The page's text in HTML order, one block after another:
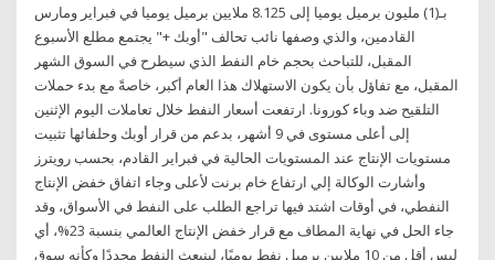
بـ(1) مليون برميل يوميا إلى 8.125 ملايين برميل يوميا في فبراير ومارس
القادمين، والذي وصفها نائب تحالف "أوبك +" يجتمع مطلع الأسبوع
المقبل، للتباحث بحجم خام النفط الذي سيطرح في السوق الشهر
المقبل، مع تفاؤل بأن يكون الاستهلاك هذا العام أكبر، خاصةً مع بدء حملات
التلقيح ضد وباء كورونا. ارتفعت أسعار النفط خلال تعاملات اليوم الإثنين
إلى أعلى مستوى في 9 أشهر، بدعم من قرار أوبك وحلفائها تثبيت
مستويات الإنتاج عند المستويات الحالية في فبراير القادم، بحسب رويترز
وأشارت الوكالة إلي ارتفاع خام برنت لأعلى وجاء اتفاق خفض الإنتاج
النفطي، في أوقات اشتد فيها تراجع الطلب على النفط في الأسواق، وقد
جاء الحل في نهاية المطاف مع قرار خفض الإنتاج العالمي بنسبة 23%، أي
ليس أقل من 10 ملايين برميل نفط يوميًا، لينبعث النفط مجددًا وكأنه سوق